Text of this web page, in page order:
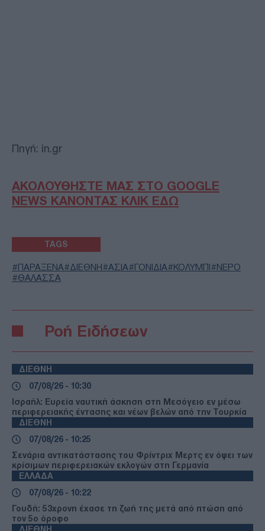
Πηγή: in.gr
ΑΚΟΛΟΥΘΗΣΤΕ ΜΑΣ ΣΤΟ GOOGLE
NEWS ΚΑΝΟΝΤΑΣ ΚΛΙΚ ΕΔΩ
TAGS
ΠΑΡΑΞΕΝΑ ΔΙΕΘΝΗ ΑΣΙΑ ΓΟΝΙΔΙΑ ΚΟΛΥΜΠΙ
ΝΕΡΟ
ΘΑΛΑΣΣΑ
Ροή Ειδήσεων
ΔΙΕΘΝΗ
07/08/26 - 10:30
Ισραήλ: Ευρεία ναυτική άσκηση στη Μεσόγειο εν μέσω
περιφερειακής έντασης και νέων βελών από την Τουρκία
ΔΙΕΘΝΗ
07/08/26 - 10:25
Σενάρια αντικατάστασης του Φρίντριχ Μερτς εν όψει των
κρίσιμων περιφερειακών εκλογών στη Γερμανία
ΕΛΛΑΔΑ
07/08/26 - 10:22
Γουδή: 53χρονη έχασε τη ζωή της μετά από πτώση από
τον 5ο όροφο